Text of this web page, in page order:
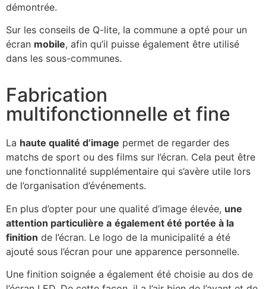
démontrée.
Sur les conseils de Q-lite, la commune a opté pour un
écran mobile, afin qu’il puisse également être utilisé
dans les sous-communes.
Fabrication
multifonctionnelle et fine
La haute qualité d’image permet de regarder des
matchs de sport ou des films sur l’écran. Cela peut être
une fonctionnalité supplémentaire qui s’avère utile lors
de l’organisation d’événements.
En plus d’opter pour une qualité d’image élevée, une
attention particulière a également été portée à la
finition de l’écran. Le logo de la municipalité a été
ajouté sous l’écran pour une apparence personnelle.
Une finition soignée a également été choisie au dos de